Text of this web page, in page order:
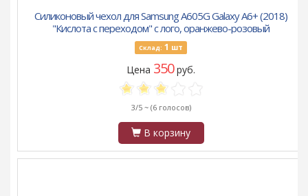
Силиконовый чехол для Samsung A605G Galaxy A6+ (2018)
"Кислота с переходом" с лого, оранжево-розовый
Склад: 1 шт
Цена 350руб.
3/5 ~ (6 голосов)
В корзину